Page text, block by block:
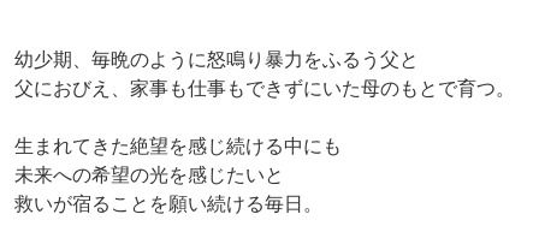
幼少期、毎晩のように怒鳴り暴力をふるう父と
父におびえ、家事も仕事もできずにいた母のもとで育つ。
生まれてきた絶望を感じ続ける中にも
未来への希望の光を感じたいと
救いが宿ることを願い続ける毎日。